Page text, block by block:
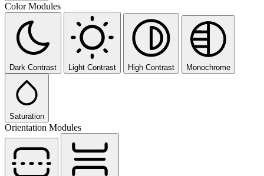
Color Modules
Dark Contrast Light Contrast High Contrast Monochrome
Saturation
Orientation Modules